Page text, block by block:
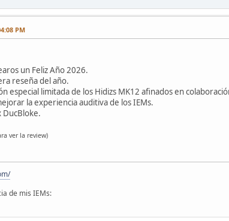
PM
un Feliz Año 2026.
reseña del año.
especial limitada de los Hidizs MK12 afinados en
la experiencia auditiva de los IEMs.
DucBloke.
ver la review)
de mis IEMs: